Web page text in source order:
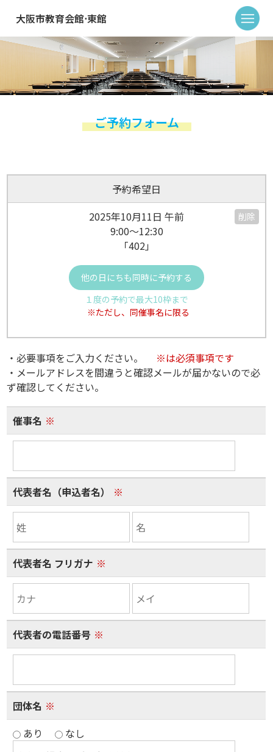
大阪市教育会館⋅東館
ご予約フォーム
予約希望日
2025年10月11日 午前
9:00～12:30
「402」
削除
他の日にちも同時に予約する
１度の予約で最大10枠まで
※ただし、同催事名に限る
・必要事項をご入力ください。
※は必須事項です
・メールアドレスを間違うと確認メールが届かないので必
ず確認してください。
催事名 ※
代表者名（申込者名） ※
代表者名 フリガナ ※
代表者の電話番号 ※
団体名 ※
あり
なし